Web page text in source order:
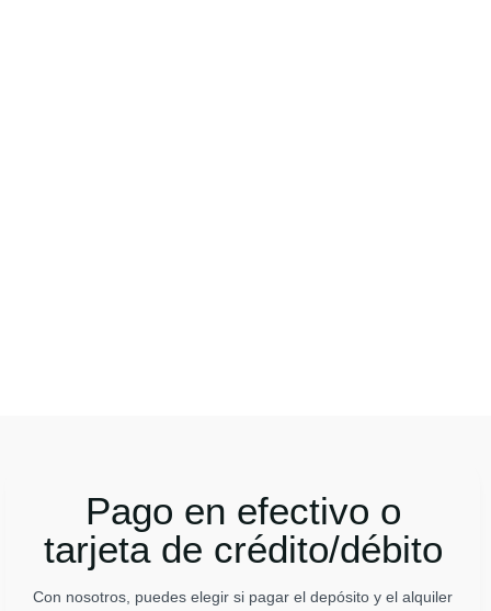
Pago en efectivo o
tarjeta de crédito/débito
Con nosotros, puedes elegir si pagar el depósito y el alquiler